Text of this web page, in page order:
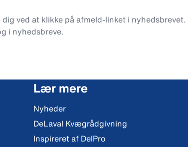
ved at klikke på afmeld-linket i nyhedsbrevet.
i nyhedsbreve.
Lær mere
Nyheder
DeLaval Kvægrådgivning
Inspireret af DelPro